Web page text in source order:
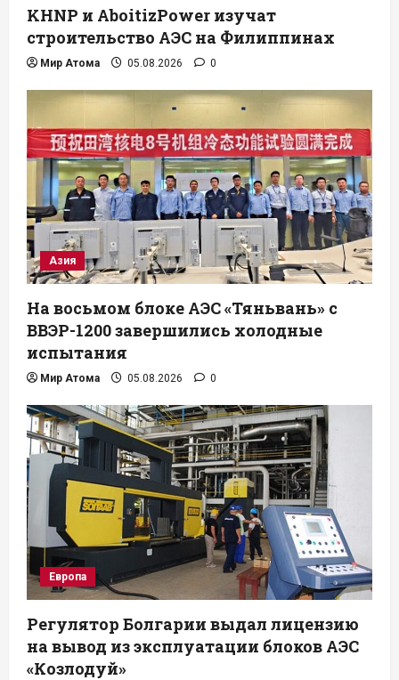
KHNP и AboitizPower изучат
строительство АЭС на Филиппинах
Мир Атома 05.08.2026 0
Азия
На восьмом блоке АЭС «Тяньвань» с
ВВЭР-1200 завершились холодные
испытания
Мир Атома 05.08.2026 0
Европа
Регулятор Болгарии выдал лицензию
на вывод из эксплуатации блоков АЭС
«Козлодуй»